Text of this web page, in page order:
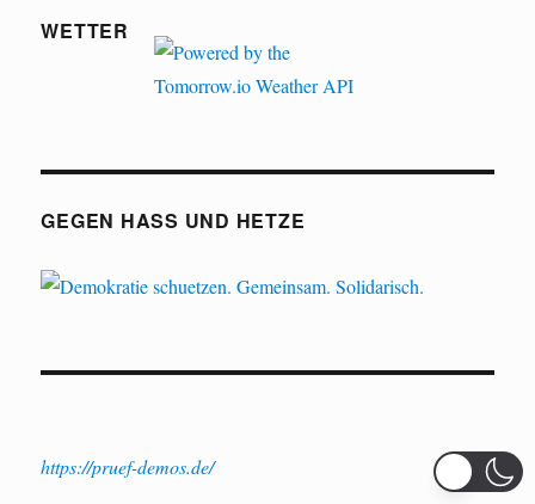
WETTER
GEGEN HASS UND HETZE
https://pruef-demos.de/